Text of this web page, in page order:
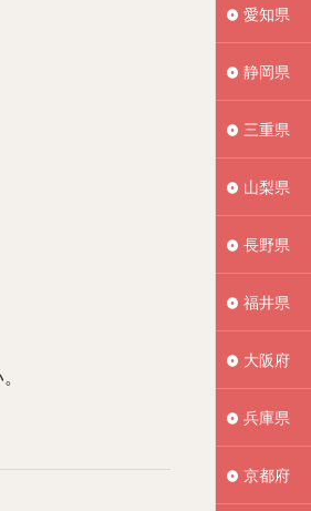
愛知県
静岡県
三重県
山梨県
長野県
福井県
大阪府
兵庫県
京都府